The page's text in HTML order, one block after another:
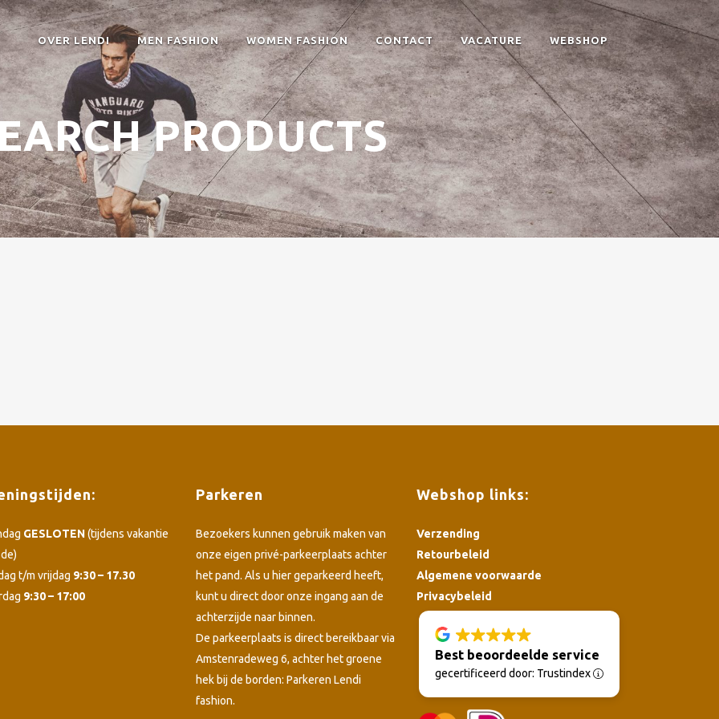
OVER LENDI MEN FASHION WOMEN FASHION CONTACT VACATURE WEBSHOP
PRODUCTS
GESLOTEN(tijdens vakantie
t/m vrijdag 9:30 – 17.30
9:30 – 17:00
Parkeren
Bezoekers kunnen gebruik maken van
onze eigen privé-parkeerplaats achter
het pand. Als u hier geparkeerd heeft,
kunt u direct door onze ingang aan de
achterzijde naar binnen.
De parkeerplaats is direct bereikbaar via
Amstenradeweg 6, achter het groene
hek bij de borden: Parkeren Lendi
fashion.
Webshop links:
Verzending
Retourbeleid
Algemene voorwaarde
Privacybeleid
Best beoordeelde service
gecertificeerd door: Trustindex